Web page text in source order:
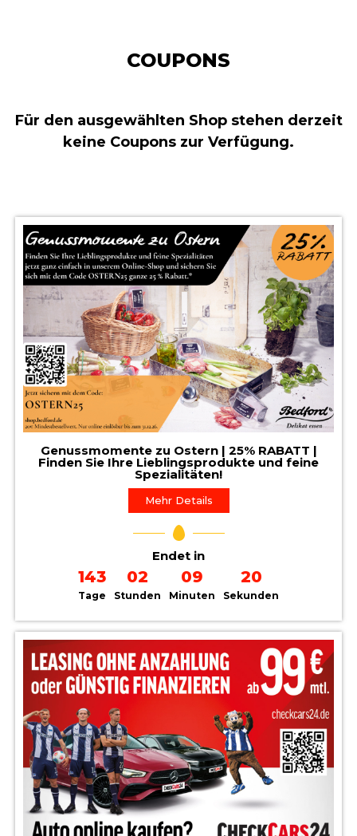
COUPONS
Für den ausgewählten Shop stehen derzeit
keine Coupons zur Verfügung.
Genussmomente zu Ostern | 25% RABATT |
Finden Sie Ihre Lieblingsprodukte und feine
Spezialitäten!
Mehr Details
Endet in
143
Tage
02
Stunden
09
Minuten
19
Sekunden